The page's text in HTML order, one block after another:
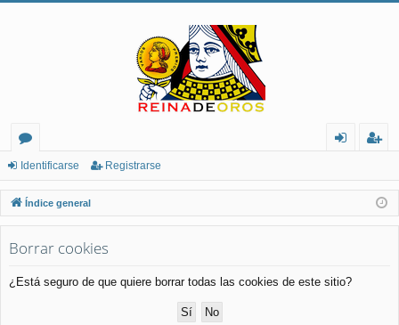
or
os
nt
ifi
rs
ist
ra
Identificarse Registrarse
Índice general
Borrar cookies
¿Está seguro de que quiere borrar todas las cookies de este sitio?